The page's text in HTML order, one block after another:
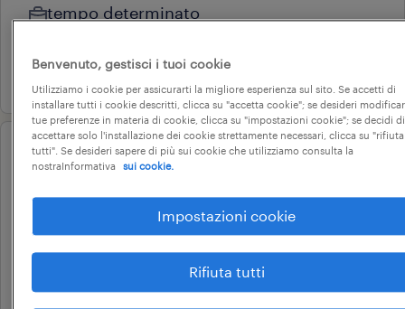
tempo determinato
28 luglio 2026
operational
muletto f,m,nb
carmignano di brenta, veneto
tempo determinato
22.000 € - 27.000 € annuale
Benvenuto, gestisci i tuoi cookie
Utilizziamo i cookie per assicurarti la migliore esperienza sul sito. Se accetti di
installare tutti i cookie descritti, clicca su "accetta cookie"; se desideri
tue preferenze in materia di cookie, clicca su "impostazioni cookie"; se decidi di
accettare solo l'installazione dei cookie strettamente necessari, clicca su "rifiuta
tutti". Se desideri sapere di più sui cookie che utilizziamo consulta la
nostraInformativa
sui cookie.
Impostazioni cookie
Rifiuta tutti